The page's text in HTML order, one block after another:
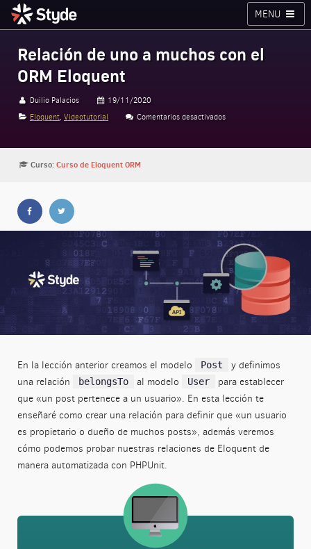
MENU
Relación de uno a muchos con el
ORM Eloquent
Duilio Palacios
19/11/2020
Eloquent,Videotutorial
Comentarios desactivados
Curso:Curso de Eloquent ORM
En la lección anterior creamos el modelo Post
y definimos
una relación
belongsTo al modelo User
para establecer
que «un post pertenece a un usuario». En esta lección te
enseñaré como crear una relación para definir que «un usuario
es propietario o dueño de muchos posts», además veremos
cómo podemos probar nuestras relaciones de Eloquent de
manera automatizada con PHPUnit.